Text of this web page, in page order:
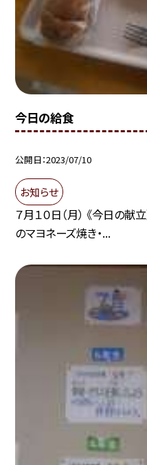
今日の給食
公開日 2023/07/10
お知らせ
７月１０日（月） 《今日の献
のマヨネーズ焼き・...